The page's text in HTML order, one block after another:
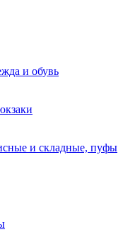
и обувь
и складные, пуфы